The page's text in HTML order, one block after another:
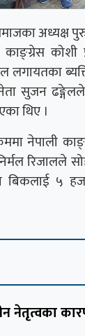
समाजका अध्यक्ष
कोशी
लगायतका
सुजन
थिए ।
नेपाली
रिजालले
बिकलाई ५
नेतृत्वका